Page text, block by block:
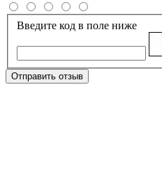
Введите код в поле ниже
Отправить отзыв